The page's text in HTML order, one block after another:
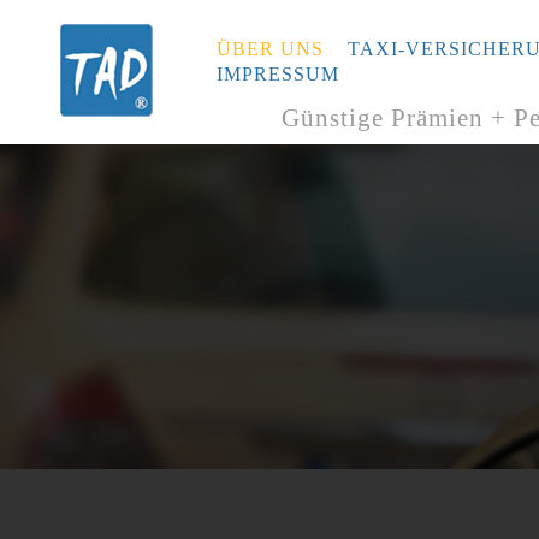
ÜBER UNS
TAXI-
IMPRESSUM
Günstige Prämien +